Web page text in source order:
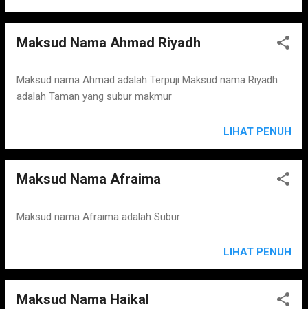
Maksud Nama Ahmad Riyadh
Maksud nama Ahmad adalah Terpuji Maksud nama Riyadh
adalah Taman yang subur makmur
LIHAT PENUH
Maksud Nama Afraima
Maksud nama Afraima adalah Subur
LIHAT PENUH
Maksud Nama Haikal